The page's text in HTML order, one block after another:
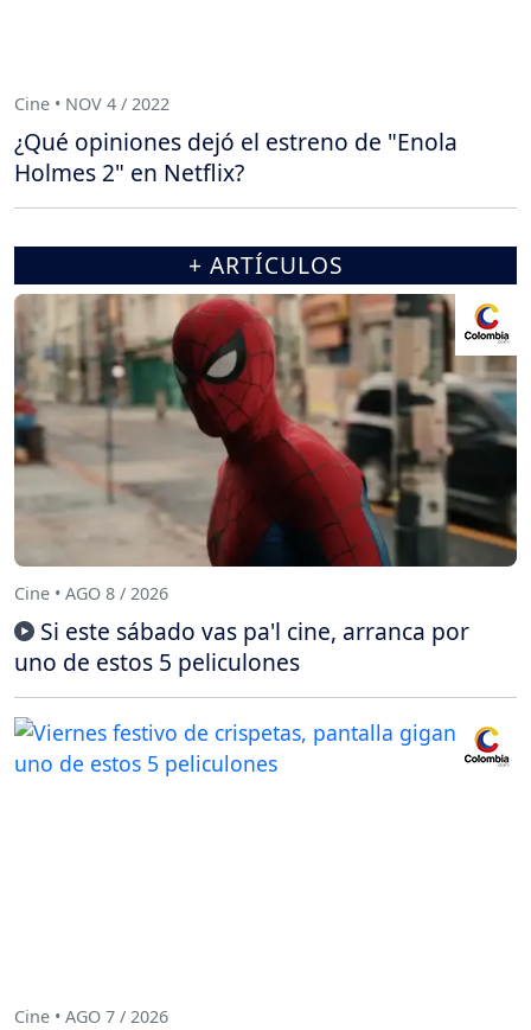
Cine • NOV 4 / 2022
¿Qué opiniones dejó el estreno de "Enola
Holmes 2" en Netflix?
+ ARTÍCULOS
Cine • AGO 8 / 2026
Si este sábado vas pa'l cine, arranca por
uno de estos 5 peliculones
Cine • AGO 7 / 2026